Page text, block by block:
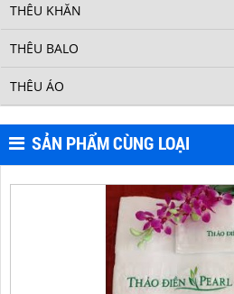
THÊU KHĂN
THÊU BALO
THÊU ÁO
SẢN PHẨM CÙNG LOẠITHÊU KHĂN 4